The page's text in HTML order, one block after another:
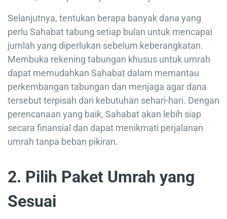
Selanjutnya, tentukan berapa banyak dana yang
perlu Sahabat tabung setiap bulan untuk mencapai
jumlah yang diperlukan sebelum keberangkatan.
Membuka rekening tabungan khusus untuk umrah
dapat memudahkan Sahabat dalam memantau
perkembangan tabungan dan menjaga agar dana
tersebut terpisah dari kebutuhan sehari-hari. Dengan
perencanaan yang baik, Sahabat akan lebih siap
secara finansial dan dapat menikmati perjalanan
umrah tanpa beban pikiran.
2. Pilih Paket Umrah yang
Sesuai